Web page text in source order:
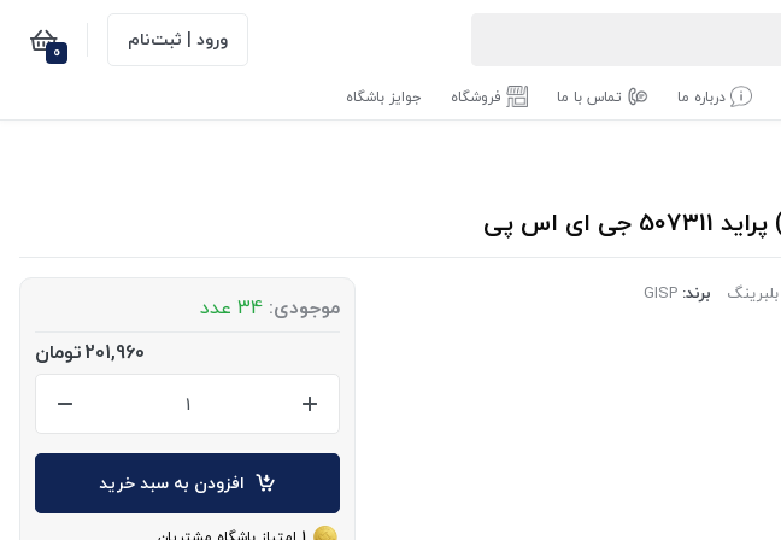
ورود | ثبت‌نام 0
درباره ما تماس با ما فروشگاه جوایز باشگاه
بلبرینگ برند: GISP موجودی: 34 عدد
201,960تومان
افزودن به سبد خرید